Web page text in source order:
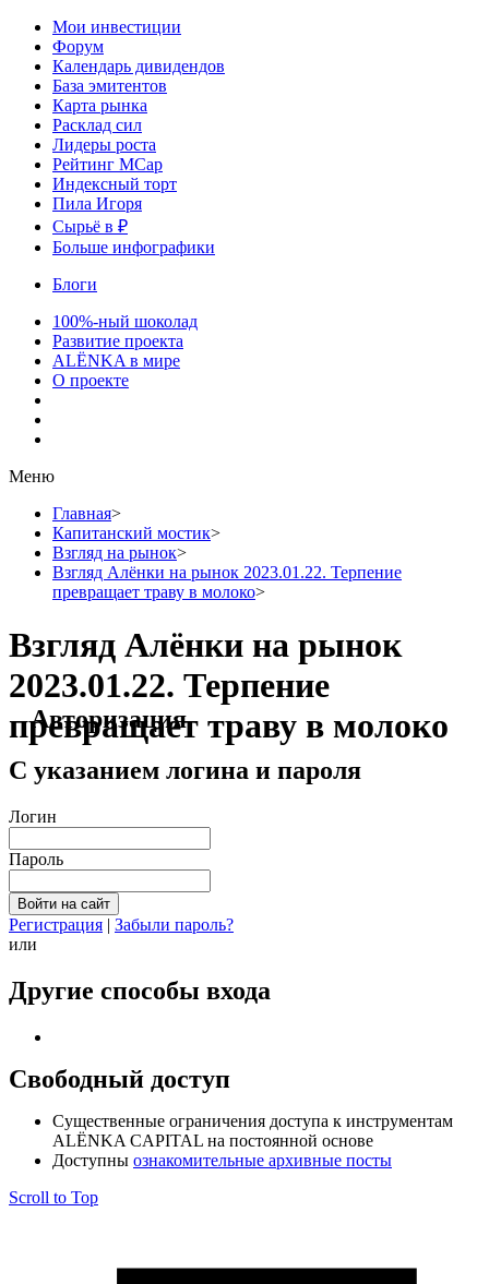
Мои инвестиции
Форум
Календарь дивидендов
База эмитентов
Карта рынка
Расклад сил
Лидеры роста
Рейтинг MCap
Индексный торт
Пила Игоря
Сырьё в ₽
Больше инфографики
Блоги
100%-ный шоколад
Развитие проекта
ALЁNKA в мире
О проекте
Меню
Главная>
Капитанский мостик>
Взгляд на рынок>
Взгляд Алёнки на рынок 2023.01.22. Терпение
превращает траву в молоко>
Взгляд Алёнки на рынок
2023.01.22. Терпение
превращает траву в молоко
Авторизация
С указанием логина и пароля
Логин
Пароль
Регистрация | Забыли пароль?
или
Другие способы входа
Свободный доступ
Cущественные ограничения доступа к инструментам
ALЁNKA CAPITAL на постоянной основе
Доступны ознакомительные архивные посты
Scroll to Top